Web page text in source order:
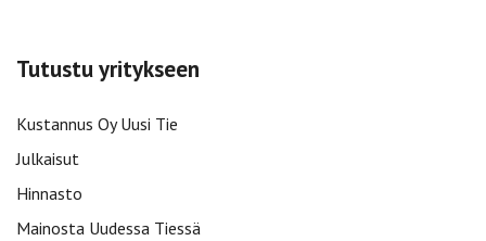
Tutustu yritykseen
Kustannus Oy Uusi Tie
Julkaisut
Hinnasto
Mainosta Uudessa Tiessä